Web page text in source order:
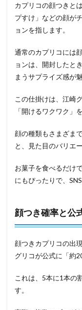
カプリコの顔つきと
プすけ」などの顔が
ョンを指します。
通常のカプリコには
ョンは、開封したと
まうサプライズ感が
この仕掛けは、江崎
「開けるワクワク」
顔の種類もさまざま
と、見た目のバリエ
お菓子を食べるだけ
にもぴったりで、
顔つき確率と公
顔つきカプリコの出
グリコが公式に「約
これは、5本に1本の
す。